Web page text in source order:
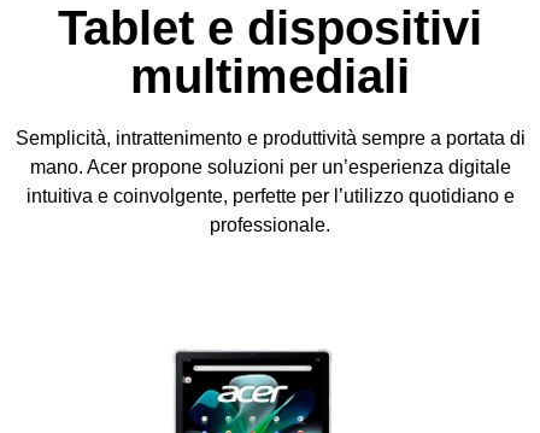
Tablet e dispositivi
multimediali
Semplicità, intrattenimento e produttività sempre a portata di
mano. Acer propone soluzioni per un’esperienza digitale
intuitiva e coinvolgente, perfette per l’utilizzo quotidiano e
professionale.